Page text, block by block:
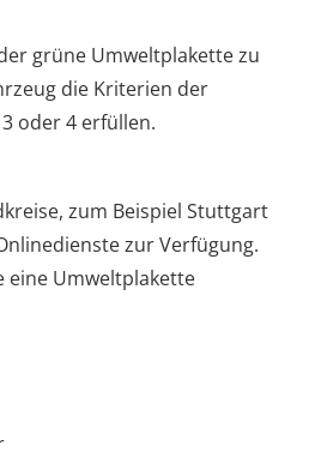
grüne Umweltplakette zu
die Kriterien der
oder 4 erfüllen.
zum Beispiel Stuttgart
zur Verfügung.
eine Umweltplakette